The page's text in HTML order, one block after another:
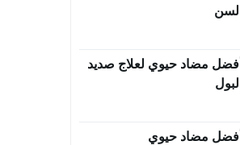
السن
أفضل مضاد حيوي لعلاج صديد
البول
أفضل مضاد حيوي